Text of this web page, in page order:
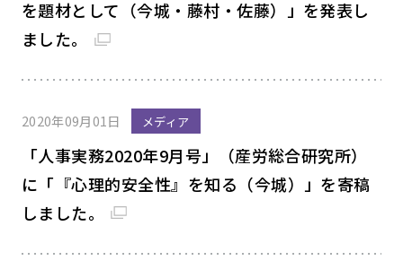
を題材として（今城・藤村・佐藤）」を発表し
ました。
2020年09月01日 メディア
「人事実務2020年9月号」（産労総合研究所）
に「『心理的安全性』を知る（今城）」を寄稿
しました。